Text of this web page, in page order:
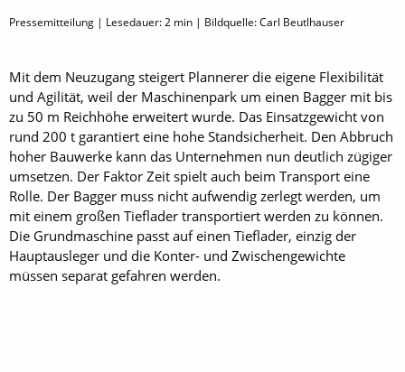
Pressemitteilung | Lesedauer:2 min | Bildquelle: Carl Beutlhauser
Mit dem Neuzugang steigert Plannerer die eigene Flexibilität
und Agilität, weil der Maschinenpark um einen Bagger mit bis
zu 50 m Reichhöhe erweitert wurde. Das Einsatzgewicht von
rund 200 t garantiert eine hohe Standsicherheit. Den Abbruch
hoher Bauwerke kann das Unternehmen nun deutlich zügiger
umsetzen. Der Faktor Zeit spielt auch beim Transport eine
Rolle. Der Bagger muss nicht aufwendig zerlegt werden, um
mit einem großen Tieflader transportiert werden zu können.
Die Grundmaschine passt auf einen Tieflader, einzig der
Hauptausleger und die Konter- und Zwischengewichte
müssen separat gefahren werden.